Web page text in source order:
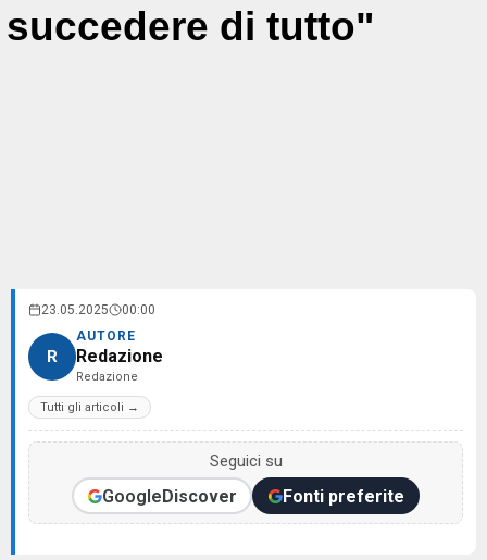
succedere di tutto"
23.05.2025 00:00
R
AUTORE
Redazione
Redazione
Tutti gli articoli →
Seguici su
GoogleDiscover Fonti preferite